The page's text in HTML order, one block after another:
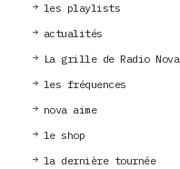
les playlists
actualités
La grille de Radio Nova
les fréquences
nova aime
le shop
la dernière tournée